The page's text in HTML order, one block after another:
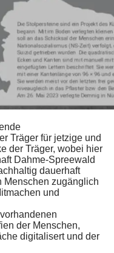
Träger für jetzige und
der Träger, wobei hier
Dahme-Spreewald
dauerhaft
Menschen zugänglich
und
der Menschen,
digitalisert und der